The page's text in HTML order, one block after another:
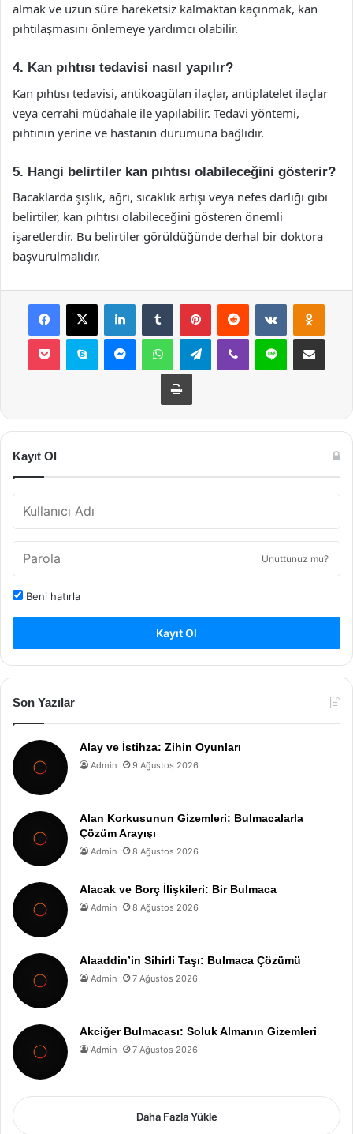
almak ve uzun süre hareketsiz kalmaktan kaçınmak, kan
pıhtılaşmasını önlemeye yardımcı olabilir.
4. Kan pıhtısı tedavisi nasıl yapılır?
Kan pıhtısı tedavisi, antikoagülan ilaçlar, antiplatelet ilaçlar
veya cerrahi müdahale ile yapılabilir. Tedavi yöntemi,
pıhtının yerine ve hastanın durumuna bağlıdır.
5. Hangi belirtiler kan pıhtısı olabileceğini gösterir?
Bacaklarda şişlik, ağrı, sıcaklık artışı veya nefes darlığı gibi
belirtiler, kan pıhtısı olabileceğini gösteren önemli
işaretlerdir. Bu belirtiler görüldüğünde derhal bir doktora
başvurulmalıdır.
Facebook
X LinkedInTumblr PinterestReddit VKontakte
Pocket Skype MessengerWhatsAppTelegramViber Line E-Posta ile
Yazdır
Kayıt Ol
Unuttunuz mu?
Beni hatırla
Kayıt Ol
Son Yazılar
Alay ve İstihza: Zihin Oyunları
Admin 9 Ağustos 2026
Alan Korkusunun Gizemleri: Bulmacalarla
Çözüm Arayışı
Admin 8 Ağustos 2026
Alacak ve Borç İlişkileri: Bir Bulmaca
Admin 8 Ağustos 2026
Alaaddin’in Sihirli Taşı: Bulmaca Çözümü
Admin 7 Ağustos 2026
Akciğer Bulmacası: Soluk Almanın Gizemleri
Admin 7 Ağustos 2026
Daha Fazla Yükle